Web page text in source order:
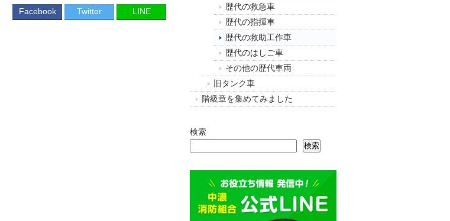
Facebook Twitter LINE
歴代の救急車
歴代の指揮車
歴代の救助工作車
歴代のはしご車
その他の歴代車両
旧タンク車
階級章を集めてみました
検索
検索